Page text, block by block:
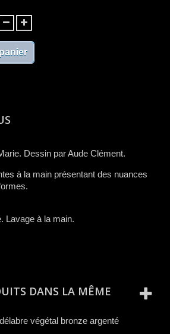
Dessin par Aude Clément.
à la main présentant des nuances
Lavage à la main.
DANS LA MÊME
végétal bronze argenté